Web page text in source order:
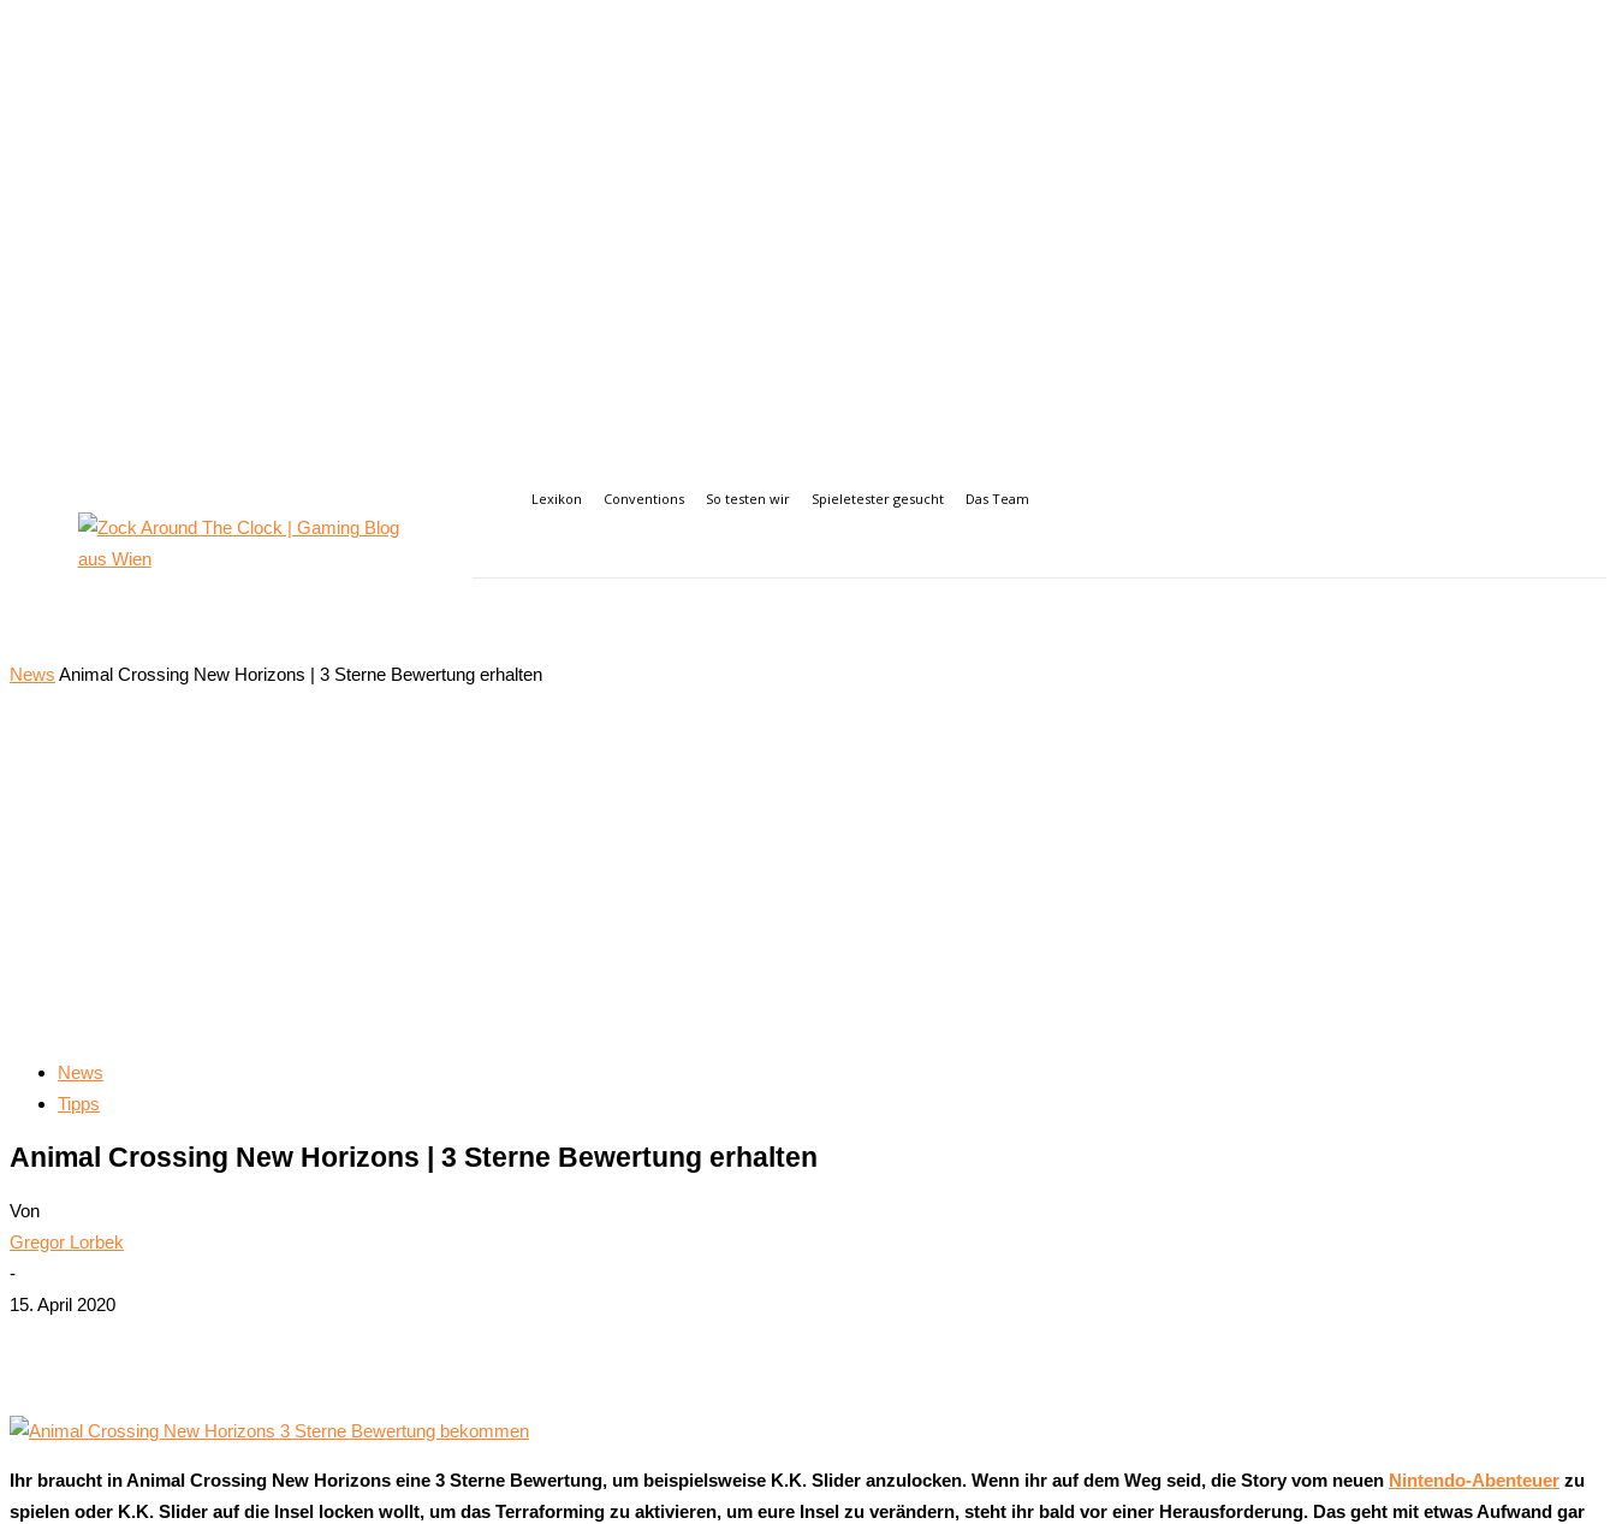
Lexikon Conventions So testen wir Spieletester gesucht Das Team
News Animal Crossing New Horizons | 3 Sterne Bewertung erhalten
News
Tipps
Animal Crossing New Horizons | 3 Sterne Bewertung erhalten
Von
Gregor Lorbek
-
15. April 2020
Ihr braucht in Animal Crossing New Horizons eine 3 Sterne Bewertung, um beispielsweise K.K. Slider anzulocken. Wenn ihr auf dem Weg seid, die Story vom neuen Nintendo-Abenteuer zu
spielen oder K.K. Slider auf die Insel locken wollt, um das Terraforming zu aktivieren, um eure Insel zu verändern, steht ihr bald vor einer Herausforderung. Das geht mit etwas Aufwand gar